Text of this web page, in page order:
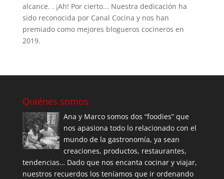
alcance. . ¡Ah! Por cierto... Nuestra dedicación ha
sido reconocida por Canal Cocina y nos han
premiado como mejores blogueros cocineros en
2019.
Quiénes somos
Ana y Marco somos dos “foodies” que
nos apasiona todo lo relacionado con el
mundo de la gastronomía, ya sean
creaciones, productos, restaurantes,
tendencias… Dado que nos encanta cocinar y viajar,
nuestros recuerdos los teníamos que ir ordenando